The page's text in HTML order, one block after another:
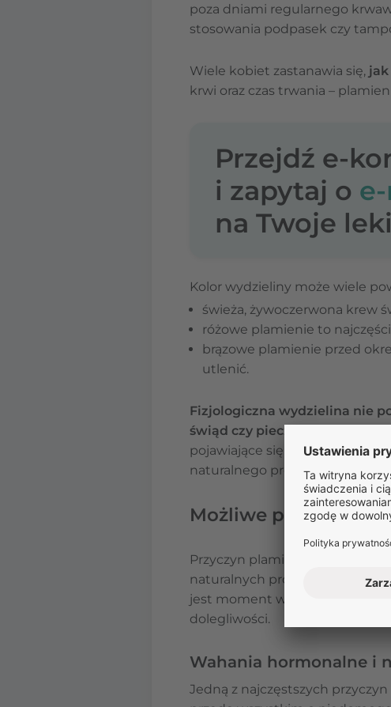
poza dniami regularnego
stosowania podpasek czy
Wiele kobiet zastanawia się,
krwi oraz czas trwania –
Przejdź e-
i zapytaj o
na Twoje leki
Kolor wydzieliny może wiele
świeża, żywoczerwona krew
różowe plamienie to
brązowe plamienie przed
utlenić.
Fizjologiczna wydzielina nie
świąd czy pieczenie
– takie
pojawiające się na 1-3 dni
naturalnego procesu
Możliwe przyczyny
Przyczyn plamień
naturalnych procesów
jest moment w cyklu, w
dolegliwości.
Wahania hormonalne i
Jedną z najczęstszych